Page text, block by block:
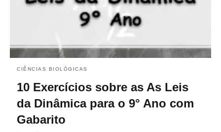
CIÊNCIAS BIOLÓGICAS
10 Exercícios sobre as As Leis
da Dinâmica para o 9° Ano com
Gabarito